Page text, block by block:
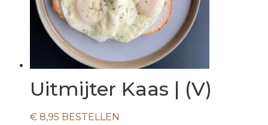
Uitmijter Kaas | (V)
€ 8,95 BESTELLEN